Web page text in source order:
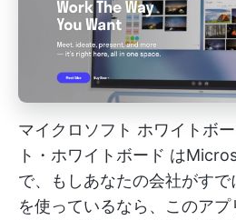
マイクロソフト ホワイトボ
ト・ホワイトボード は
で、もしあなたの会社がす
を使っているなら、このア